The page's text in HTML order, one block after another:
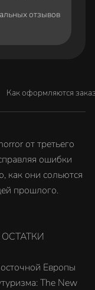
отзывов
Как оформляются
от третьего
ошибки
как они сольются
прошлого.
Европы
The New